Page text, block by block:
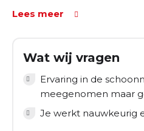
Stofzuigen, dweilen en
Schoonmaken van
en -procedures
Lees meer
Wat wij vragen
Ervaring in de
meegenomen maar
Je werkt nauwkeurig